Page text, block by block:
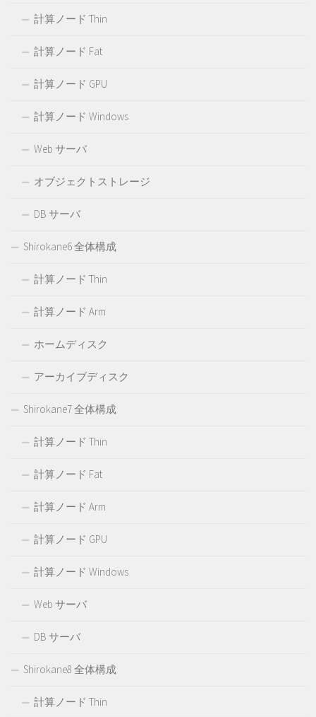
計算ノード Thin
計算ノード Fat
計算ノード GPU
計算ノード Windows
Web サーバ
オブジェクトストレージ
DB サーバ
Shirokane6 全体構成
計算ノード Thin
計算ノード Arm
ホームディスク
アーカイブディスク
Shirokane7 全体構成
計算ノード Thin
計算ノード Fat
計算ノード Arm
計算ノード GPU
計算ノード Windows
Web サーバ
DB サーバ
Shirokane8 全体構成
計算ノード Thin